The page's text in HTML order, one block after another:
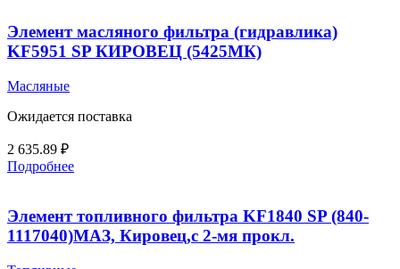
Элемент масляного фильтра (гидравлика)
KF5951 SP КИРОВЕЦ (5425МК)
Масляные
Ожидается поставка
2 635.89 ₽
Подробнее
Элемент топливного фильтра KF1840 SP (840-
1117040)МАЗ, Кировец,с 2-мя прокл.